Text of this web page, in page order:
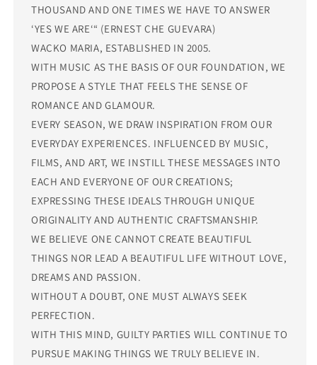
THOUSAND AND ONE TIMES WE HAVE TO ANSWER
‘YES WE ARE‘“ (ERNEST CHE GUEVARA)
WACKO MARIA, ESTABLISHED IN 2005.
WITH MUSIC AS THE BASIS OF OUR FOUNDATION, WE
PROPOSE A STYLE THAT FEELS THE SENSE OF
ROMANCE AND GLAMOUR.
EVERY SEASON, WE DRAW INSPIRATION FROM OUR
EVERYDAY EXPERIENCES. INFLUENCED BY MUSIC,
FILMS, AND ART, WE INSTILL THESE MESSAGES INTO
EACH AND EVERYONE OF OUR CREATIONS;
EXPRESSING THESE IDEALS THROUGH UNIQUE
ORIGINALITY AND AUTHENTIC CRAFTSMANSHIP.
WE BELIEVE ONE CANNOT CREATE BEAUTIFUL
THINGS NOR LEAD A BEAUTIFUL LIFE WITHOUT LOVE,
DREAMS AND PASSION.
WITHOUT A DOUBT, ONE MUST ALWAYS SEEK
PERFECTION.
WITH THIS MIND, GUILTY PARTIES WILL CONTINUE TO
PURSUE MAKING THINGS WE TRULY BELIEVE IN.